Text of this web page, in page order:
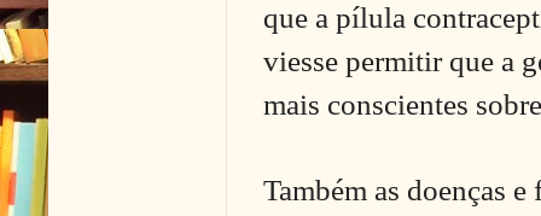
que a pílula
viesse permitir que a
mais conscientes
Também as doenças